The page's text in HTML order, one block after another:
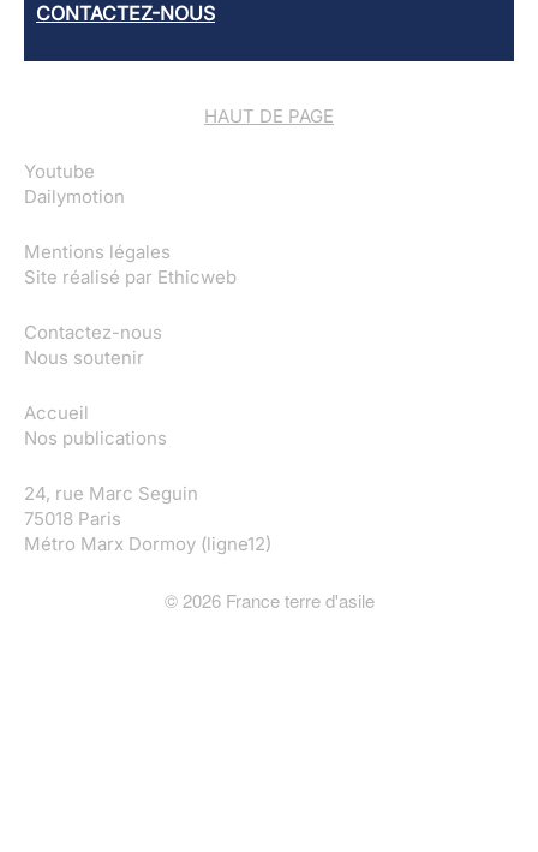
CONTACTEZ-NOUS
HAUT DE PAGE
Youtube
Dailymotion
Mentions légales
Site réalisé par Ethicweb
Contactez-nous
Nous soutenir
Accueil
Nos publications
24, rue Marc Seguin
75018 Paris
Métro Marx Dormoy (ligne12)
©2026France terre d'asile